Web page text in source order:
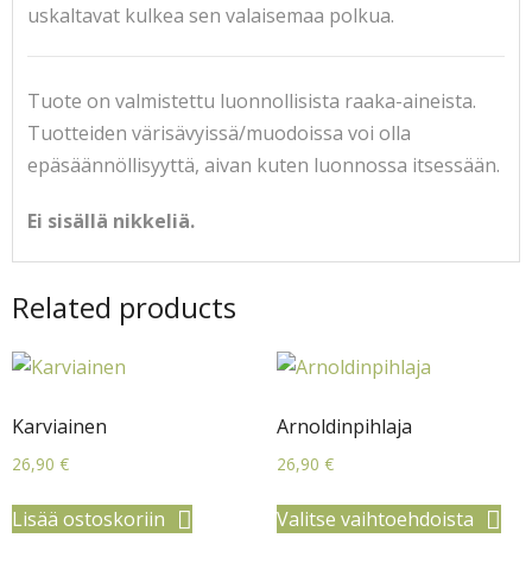
uskaltavat kulkea sen valaisemaa polkua.
Tuote on valmistettu luonnollisista raaka-aineista.
Tuotteiden värisävyissä/muodoissa voi olla
epäsäännöllisyyttä, aivan kuten luonnossa itsessään.
Ei sisällä nikkeliä.
Related products
Karviainen
26,90 €
Lisää ostoskoriin
Arnoldinpihlaja
26,90 €
Valitse vaihtoehdoista